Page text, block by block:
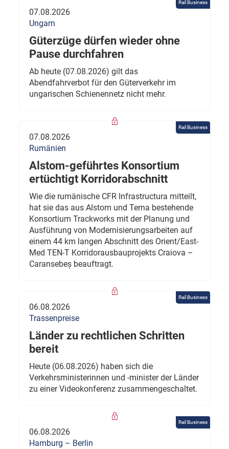
Rail Business
07.08.2026
Ungarn
Güterzüge dürfen wieder ohne
Pause durchfahren
Ab heute (07.08.2026) gilt das
Abendfahrverbot für den Güterverkehr im
ungarischen Schienennetz nicht mehr.
Rail Business
07.08.2026
Rumänien
Alstom-geführtes Konsortium
ertüchtigt Korridorabschnitt
Wie die rumänische CFR Infrastructura mitteilt,
hat sie das aus Alstom und Terna bestehende
Konsortium Trackworks mit der Planung und
Ausführung von Modernisierungsarbeiten auf
einem 44 km langen Abschnitt des Orient/East-
Med TEN-T Korridorausbauprojekts Craiova –
Caransebeș beauftragt.
Rail Business
06.08.2026
Trassenpreise
Länder zu rechtlichen Schritten
bereit
Heute (06.08.2026) haben sich die
Verkehrsministerinnen und -minister der Länder
zu einer Videokonferenz zusammengeschaltet.
Rail Business
06.08.2026
Hamburg – Berlin